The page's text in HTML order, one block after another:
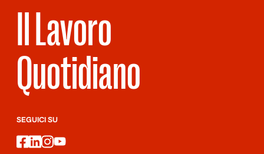
Il Lavoro
Quotidiano
SEGUICI SU
facebook
linkedin
instagram
youtube